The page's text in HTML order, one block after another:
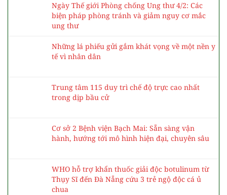
Ngày Thế giới Phòng chống Ung thư 4/2: Các
biện pháp phòng tránh và giảm nguy cơ mắc
ung thư
Những lá phiếu gửi gắm khát vọng về một nền y
tế vì nhân dân
Trung tâm 115 duy trì chế độ trực cao nhất
trong dịp bầu cử
Cơ sở 2 Bệnh viện Bạch Mai: Sẵn sàng vận
hành, hướng tới mô hình hiện đại, chuyên sâu
WHO hỗ trợ khẩn thuốc giải độc botulinum từ
Thụy Sĩ đến Đà Nẵng cứu 3 trẻ ngộ độc cá ủ
chua